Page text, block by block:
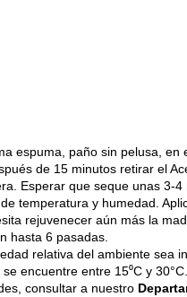
espuma, paño sin pelusa, en
de 15 minutos retirar el
Esperar que seque unas 3-4
temperatura y humedad.
rejuvenecer aún más la
hasta 6 pasadas.
relativa del ambiente sea
encuentre entre 15⁰C y 30°C.
consultar a nuestro